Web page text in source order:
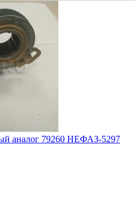
аналог 79260 НЕФАЗ-5297